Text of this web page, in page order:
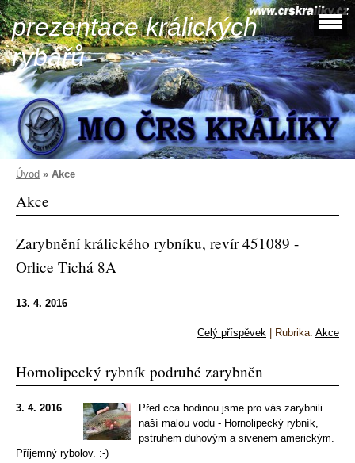
prezentace králických
rybářů
Úvod » Akce
Akce
Zarybnění králického rybníku, revír 451089 -
Orlice Tichá 8A
13. 4. 2016
Celý příspěvek Rubrika: Akce
Hornolipecký rybník podruhé zarybněn
3. 4. 2016
Před cca hodinou jsme pro vás zarybnili
naší malou vodu - Hornolipecký rybník,
pstruhem duhovým a sivenem americkým.
Příjemný rybolov. :-)